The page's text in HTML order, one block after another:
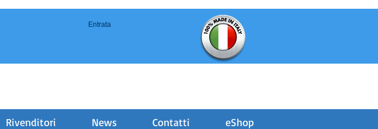
Entrata
Rivenditori News Contatti eShop